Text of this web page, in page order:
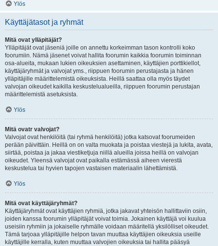
Ylös
Käyttäjätasot ja ryhmät
Mitä ovat ylläpitäjät?
Ylläpitäjät ovat jäseniä joille on annettu korkeimman tason kontrolli koko
foorumiin. Nämä jäsenet voivat hallita foorumin kaikkia foorumin toiminnan
osa-alueita, mukaan lukien oikeuksien asettaminen, käyttäjien porttikiellot,
käyttäjäryhmät ja valvojat yms., riippuen foorumin perustajasta ja hänen
ylläpitäjille määrittelemistä oikeuksista. Heillä saattaa olla myös täydet
valvojan oikeudet kaikilla keskustelualueilla, riippuen foorumin perustajan
määrittelemistä asetuksista.
Ylös
Mitä ovatr valvojat?
Valvojat ovat henkilöitä (tai ryhmä henkilöitä) jotka katsovat foorumeiden
perään päivittäin. Heillä on on valta muokata ja poistaa viestejä ja lukita, avata,
siirtää, poistaa ja jakaa viestiketjuja niillä alueilla joissa heillä on valvojan
oikeudet. Yleensä valvojat ovat paikalla estämässä aiheen vierestä
keskustelua tai hyvien tapojen vastaisen materiaalin lähettämistä.
Ylös
Mitä ovat käyttäjäryhmät?
Käyttäjäryhmät ovat käyttäjien ryhmiä, jotka jakavat yhteisön hallittaviin osiin,
joiden kanssa foorumin ylläpitäjät voivat toimia. Jokainen käyttäjä voi kuulua
useisiin ryhmiin ja jokaiselle ryhmälle voidaan määritellä yksilölliset oikeudet.
Tämä tarjoaa ylläpitäjille helpon tavan muuttaa käyttäjien oikeuksia useille
käyttäjille kerralla, kuten muuttaa valvojien oikeuksia tai hallita pääsyä